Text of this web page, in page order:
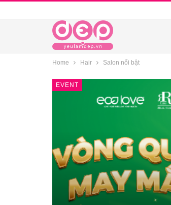
Home Hair Salon nổi bật
EVENT